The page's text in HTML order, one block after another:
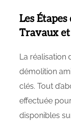
Les
Travaux
La réalisation
démolition
clés. Tout
effectuée
disponibles